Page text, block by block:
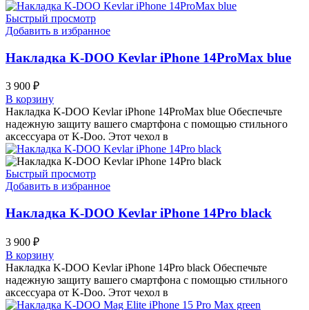
Быстрый просмотр
Добавить в избранное
Накладка K-DOO Kevlar iPhone 14ProMax blue
3 900 ₽
В корзину
Накладка K-DOO Kevlar iPhone 14ProMax blue Обеспечьте
надежную защиту вашего смартфона с помощью стильного
аксессуара от K-Doo. Этот чехол в
Быстрый просмотр
Добавить в избранное
Накладка K-DOO Kevlar iPhone 14Pro black
3 900 ₽
В корзину
Накладка K-DOO Kevlar iPhone 14Pro black Обеспечьте
надежную защиту вашего смартфона с помощью стильного
аксессуара от K-Doo. Этот чехол в